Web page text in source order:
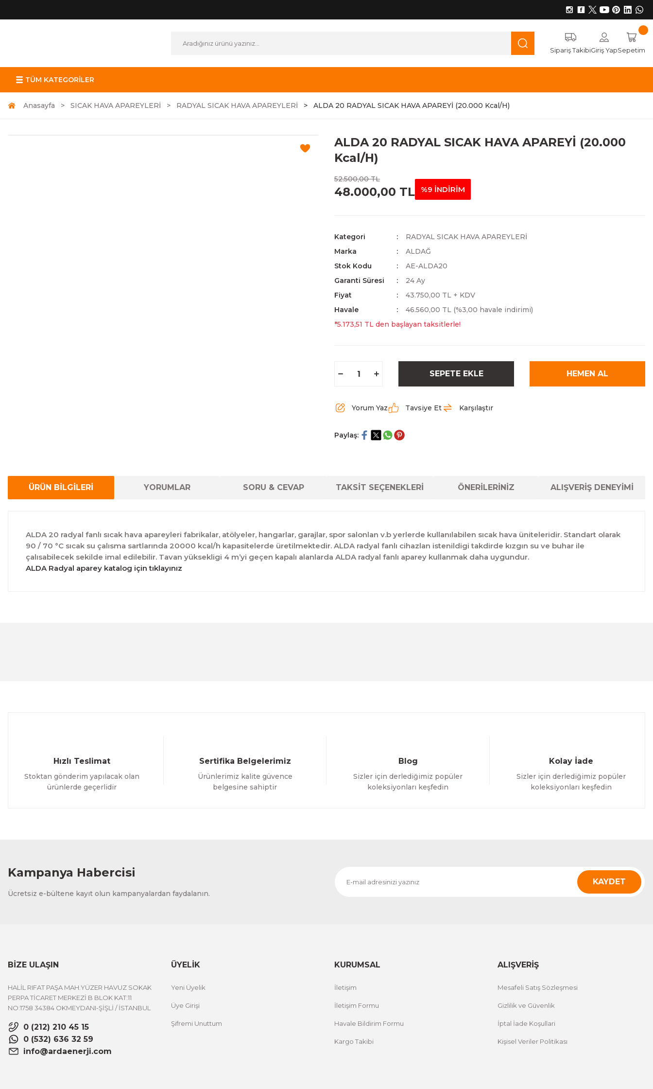
Sipariş TakibiGiriş YapSepetim
TÜM KATEGORİLER
Anasayfa SICAK HAVA APAREYLERİ RADYAL SICAK HAVA APAREYLERİ ALDA 20 RADYAL SICAK HAVA APAREYİ (20.000 Kcal/H)
ALDA 20 RADYAL SICAK HAVA APAREYİ (20.000
Kcal/H)
52.500,00 TL
48.000,00 TL %9 İNDİRİM
Kategori
RADYAL SICAK HAVA APAREYLERİ
Marka
ALDAĞ
Stok Kodu
AE-ALDA20
Garanti Süresi
24 Ay
Fiyat
43.750,00 TL + KDV
Havale
46.560,00 TL (%3,00 havale indirimi)
*5.173,51 TL den başlayan taksitlerle!
SEPETE EKLE HEMEN AL
Yorum Yaz Tavsiye Et Karşılaştır
Paylaş:
ÜRÜN BİLGİLERİ YORUMLAR SORU & CEVAP TAKSİT SEÇENEKLERİ ÖNERİLERİNİZ ALIŞVERİŞ DENEYİMİ
ALDA 20 radyal fanlı sıcak hava apareyleri fabrikalar, atölyeler, hangarlar, garajlar, spor salonlan v.b yerlerde kullanılabilen sıcak hava üniteleridir. Standart olarak
90 / 70 °C sıcak su çalısma sartlarında 20000 kcal/h kapasitelerde üretilmektedir. ALDA radyal fanlı cihazlan istenildigi takdirde kızgın su ve buhar ile
çalısabilecek sekilde imal edilebilir. Tavan yüksekligi 4 m’yi geçen kapalı alanlarda ALDA radyal fanlı aparey kullanmak daha uygundur.
ALDA Radyal aparey katalog için tıklayınız
Hızlı Teslimat
Stoktan gönderim yapılacak olan
ürünlerde geçerlidir
Sertifika Belgelerimiz
Ürünlerimiz kalite güvence
belgesine sahiptir
Blog
Sizler için derlediğimiz popüler
koleksiyonları keşfedin
Kolay İade
Sizler için derlediğimiz popüler
koleksiyonları keşfedin
Kampanya Habercisi
Ücretsiz e-bültene kayıt olun kampanyalardan faydalanın.
KAYDET
BİZE ULAŞIN
HALİL RIFAT PAŞA MAH.YÜZER HAVUZ SOKAK
PERPA TİCARET MERKEZİ B BLOK KAT:11
NO:1758 34384 OKMEYDANI-ŞİŞLİ / İSTANBUL
0 (212) 210 45 15
0 (532) 636 32 59
info@ardaenerji.com
ÜYELİK
Yeni Üyelik
Üye Girişi
Şifremi Unuttum
KURUMSAL
İletişim
İletişim Formu
Havale Bildirim Formu
Kargo Takibi
ALIŞVERİŞ
Mesafeli Satış Sözleşmesi
Gizlilik ve Güvenlik
İptal İade Koşullari
Kişisel Veriler Politikası